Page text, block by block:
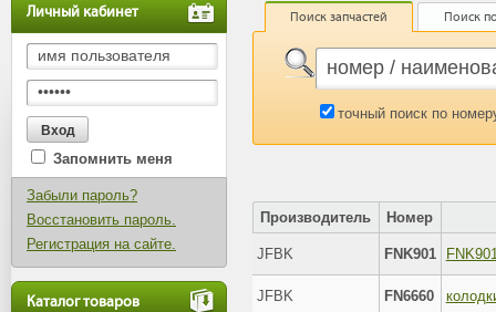
Личный кабинет
Запомнить меня
Забыли пароль?
Восстановить пароль.
Регистрация на сайте.
Каталог товаров
Поиск запчастей Поиск
точный поиск по
Производитель Номер
JFBK FNK901
JFBK FN6660